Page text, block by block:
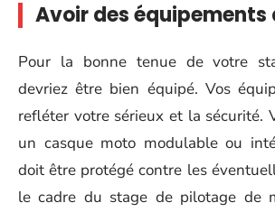
Avoir des
Pour la bonne tenue de votre
devriez être bien équipé. Vos
refléter votre sérieux et la sécurité.
un casque moto modulable ou
doit être protégé contre les
le cadre du stage de pilotage de